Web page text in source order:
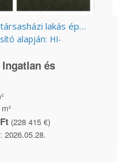
Monoron 2×2 társasházi lakás épül, saját telekkel, II. ütem elkezdődött
alapján: HI-
és
(228 415 €)
2026.05.28.